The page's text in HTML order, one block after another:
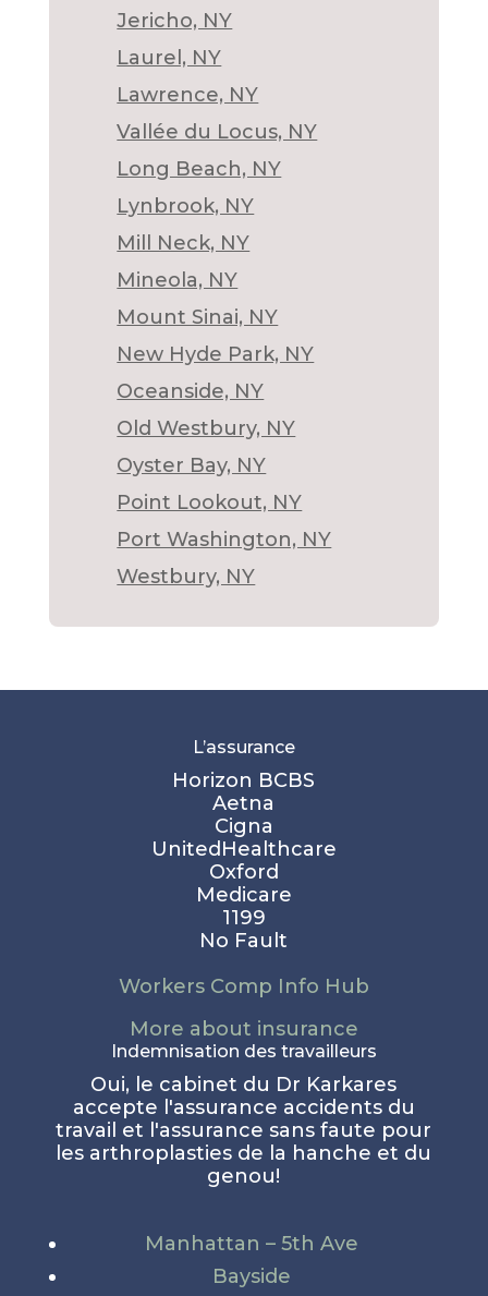
Jericho, NY
Laurel, NY
Lawrence, NY
Vallée du Locus, NY
Long Beach, NY
Lynbrook, NY
Mill Neck, NY
Mineola, NY
Mount Sinai, NY
New Hyde Park, NY
Oceanside, NY
Old Westbury, NY
Oyster Bay, NY
Point Lookout, NY
Port Washington, NY
Westbury, NY
L’assurance
Horizon BCBS
Aetna
Cigna
UnitedHealthcare
Oxford
Medicare
1199
No Fault
Workers Comp Info Hub
More about insurance
Indemnisation des travailleurs
Oui, le cabinet du Dr Karkares
accepte l'assurance accidents du
travail et l'assurance sans faute pour
les arthroplasties de la hanche et du
genou!
Manhattan – 5th Ave
Bayside